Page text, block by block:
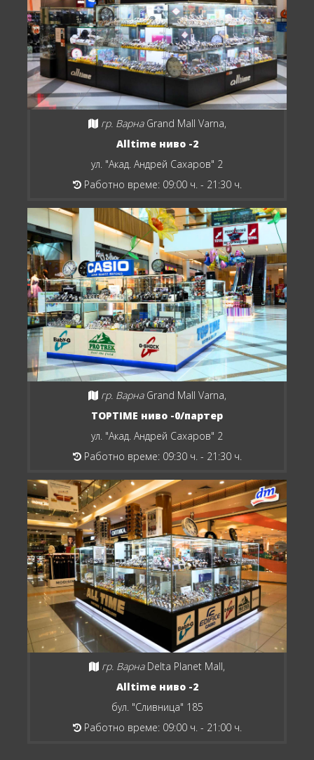
гр. Варна Grand Mall Varna,
Alltime ниво -2
ул. "Акад. Андрей Сахаров" 2
Работно време: 09:00 ч. - 21:30 ч.
гр. Варна Grand Mall Varna,
TOPTIME ниво -0/партер
ул. "Акад. Андрей Сахаров" 2
Работно време: 09:30 ч. - 21:30 ч.
гр. Варна Delta Planet Mall,
Alltime ниво -2
бул. "Сливница" 185
Работно време: 09:00 ч. - 21:00 ч.